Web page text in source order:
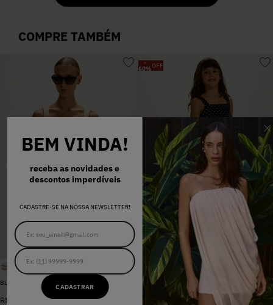
BEM VINDA!
receba as novidades e
descontos imperdíveis
CADASTRE-SE NA NOSSA NEWSLETTER!
CADASTRAR
COMPRE TAMBÉM
BLUSA SARJA LARA PEROLA
R$
-
60%OFF
VESTIDO MADALENA AZUL MARINHO DOT
398 00
159 20